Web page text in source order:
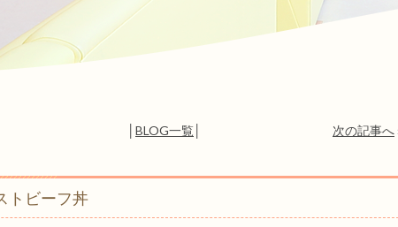
BLOG一覧 次の記事へ
トビーフ丼